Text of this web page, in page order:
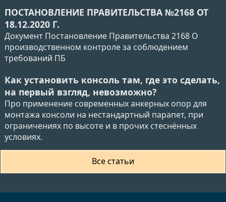
ПОСТАНОВЛЕНИЕ ПРАВИТЕЛЬСТВА №2168 ОТ
18.12.2020 Г.
Документ Постановление Правительства 2168 О
производственном контроле за соблюдением
требований ПБ
Как установить консоль там, где это сделать,
на первый взгляд, невозможно?
Про применение современных анкерных опор для
монтажа консоли на нестандартный парапет, при
ограничениях по высоте и в прочих стеснённых
условиях.
Все статьи